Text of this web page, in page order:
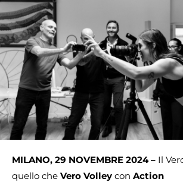
MILANO, 29 NOVEMBRE 2024 – Il
quello che Vero Volley con Action